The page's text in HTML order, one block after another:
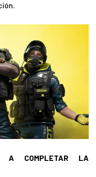
A COMPLETAR LA